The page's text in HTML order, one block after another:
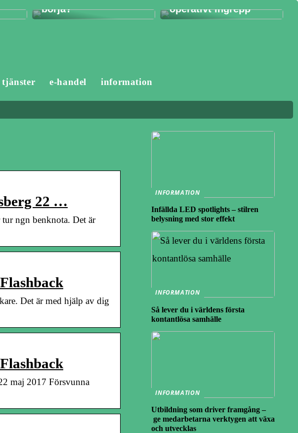
börja?
operativt ingrepp
tjänster e-handel information
22 …
ngn benknota. Det är
Det är med hjälp av dig
maj 2017 Försvunna
INFORMATION
Infällda LED spotlights – stilren
belysning med stor effekt
INFORMATION
Så lever du i världens första
kontantlösa samhälle
INFORMATION
Utbildning som driver framgång –
ge medarbetarna verktygen att växa
och utvecklas